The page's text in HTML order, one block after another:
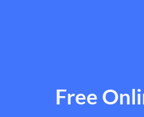
Free